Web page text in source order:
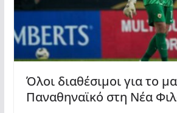
Όλοι διαθέσιμοι για το
Παναθηναϊκό στη Νέα